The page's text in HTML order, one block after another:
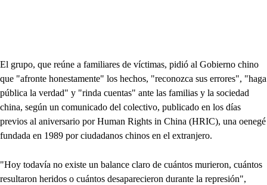
El grupo, que reúne a familiares de víctimas, pidió al Gobierno chino
que "afronte honestamente" los hechos, "reconozca sus errores", "haga
pública la verdad" y "rinda cuentas" ante las familias y la sociedad
china, según un comunicado del colectivo, publicado en los días
previos al aniversario por Human Rights in China (HRIC), una oenegé
fundada en 1989 por ciudadanos chinos en el extranjero.
"Hoy todavía no existe un balance claro de cuántos murieron, cuántos
resultaron heridos o cuántos desaparecieron durante la represión",